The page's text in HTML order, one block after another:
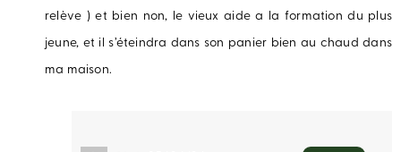
relève ) et bien non, le vieux aide a la formation du plus
jeune, et il s’éteindra dans son panier bien au chaud dans
ma maison.